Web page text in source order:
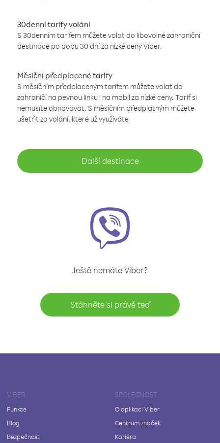
30denní tarify volání
S 30denním tarifem můžete volat do libovolné zahraniční
destinace po dobu 30 dní za nízké ceny Viber.
Měsíční předplacené tarify
S měsíčním předplaceným tarifem můžete volat do
zahraničí na pevnou linku i na mobil za nízké ceny. Tarif si
nemusíte obnovovat. S měsíčním předplatným můžete
ušetřit za volání, které už využíváte
Další destinace
Ještě nemáte Viber?
Stáhněte si právě teď
VIBER
Funkce
Blog
Bezpečnost
SPOLEČNOST
O aplikaci Viber
Centrum značek
Kariéra